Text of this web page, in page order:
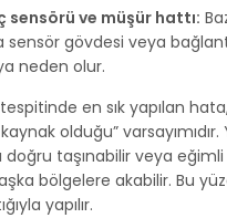
sensörü ve müşür hattı:
gövdesi veya
neden olur.
en sık yapılan
olduğu” varsayımıdır.
doğru taşınabilir veya eğimli
bölgelere akabilir. Bu
yapılır.